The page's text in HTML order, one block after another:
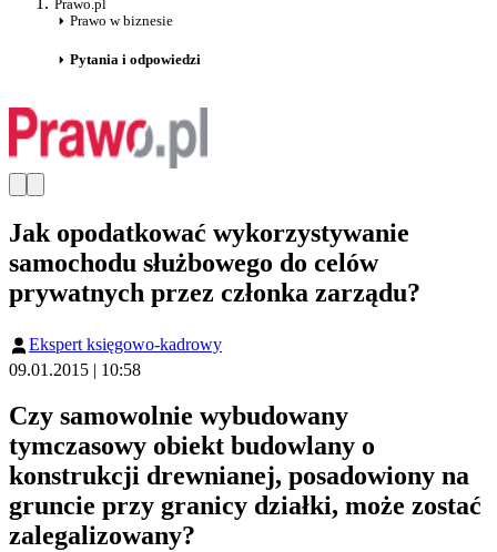
Prawo.pl
Prawo w biznesie
Pytania i odpowiedzi
Jak opodatkować wykorzystywanie
samochodu służbowego do celów
prywatnych przez członka zarządu?
Ekspert księgowo-kadrowy
09.01.2015 | 10:58
Czy samowolnie wybudowany
tymczasowy obiekt budowlany o
konstrukcji drewnianej, posadowiony na
gruncie przy granicy działki, może zostać
zalegalizowany?